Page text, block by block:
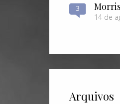
3
14 de
Arquivos